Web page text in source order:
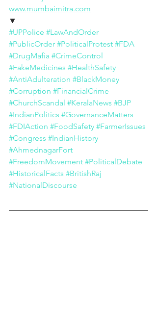
www.mumbaimitra.com
🔽
#UPPolice #LawAndOrder
#PublicOrder #PoliticalProtest #FDA
#DrugMafia #CrimeControl
#FakeMedicines #HealthSafety
#AntiAdulteration #BlackMoney
#Corruption #FinancialCrime
#ChurchScandal #KeralaNews #BJP
#IndianPolitics #GovernanceMatters
#FDIAction #FoodSafety #FarmerIssues
#Congress #IndianHistory
#AhmednagarFort
#FreedomMovement #PoliticalDebate
#HistoricalFacts #BritishRaj
#NationalDiscourse